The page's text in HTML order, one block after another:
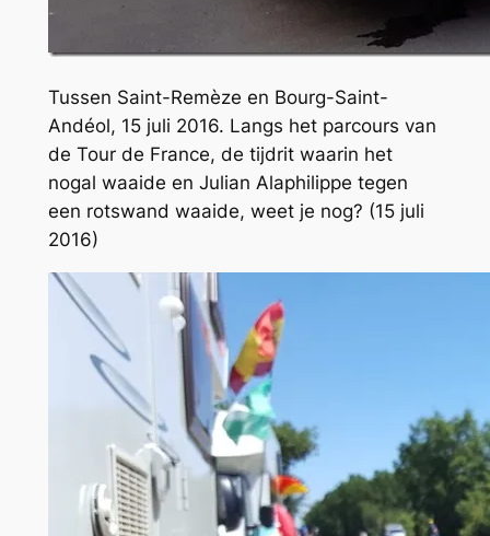
Tussen Saint-Remèze en Bourg-Saint-
Andéol, 15 juli 2016. Langs het parcours van
de Tour de France, de tijdrit waarin het
nogal waaide en Julian Alaphilippe tegen
een rotswand waaide, weet je nog? (15 juli
2016)